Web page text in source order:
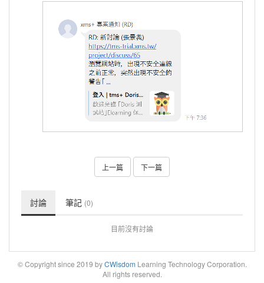
上一篇 下一篇
討論 筆記 (0)
目前沒有討論
© Copyright since 2019 byCWisdomLearning Technology Corporation.
All rights reserved.